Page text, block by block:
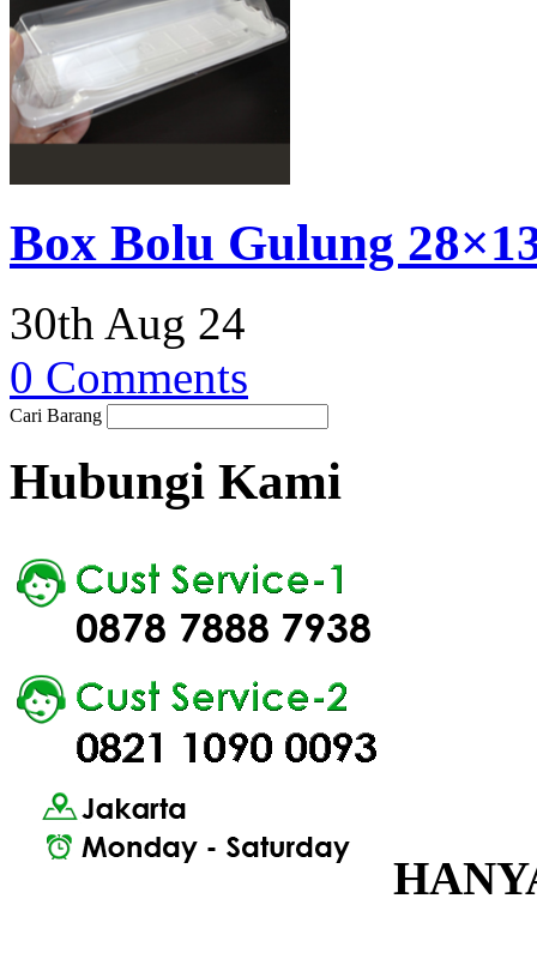
Box Bolu Gulung
30th Aug 24
0 Comments
Cari Barang
Hubungi Kami